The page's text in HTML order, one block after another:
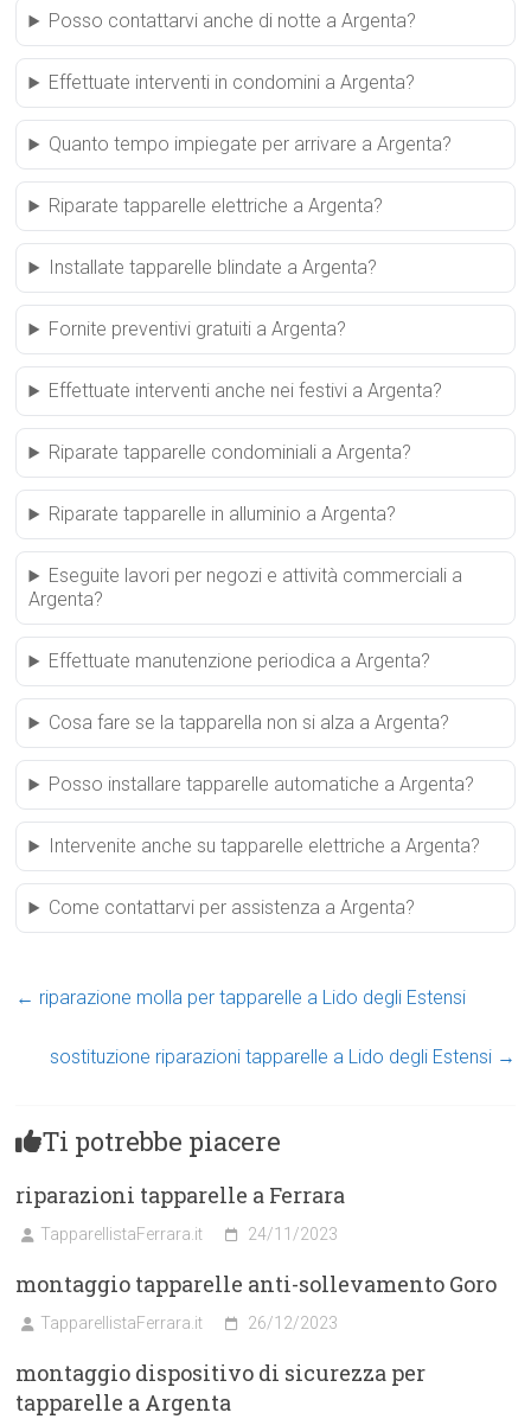
Posso contattarvi anche di notte a Argenta?
Effettuate interventi in condomini a Argenta?
Quanto tempo impiegate per arrivare a Argenta?
Riparate tapparelle elettriche a Argenta?
Installate tapparelle blindate a Argenta?
Fornite preventivi gratuiti a Argenta?
Effettuate interventi anche nei festivi a Argenta?
Riparate tapparelle condominiali a Argenta?
Riparate tapparelle in alluminio a Argenta?
Eseguite lavori per negozi e attività commerciali a
Argenta?
Effettuate manutenzione periodica a Argenta?
Cosa fare se la tapparella non si alza a Argenta?
Posso installare tapparelle automatiche a Argenta?
Intervenite anche su tapparelle elettriche a Argenta?
Come contattarvi per assistenza a Argenta?
← riparazione molla per tapparelle a Lido degli Estensi
sostituzione riparazioni tapparelle a Lido degli Estensi →
Ti potrebbe piacere
riparazioni tapparelle a Ferrara
TapparellistaFerrara.it 24/11/2023
montaggio tapparelle anti-sollevamento Goro
TapparellistaFerrara.it 26/12/2023
montaggio dispositivo di sicurezza per
tapparelle a Argenta